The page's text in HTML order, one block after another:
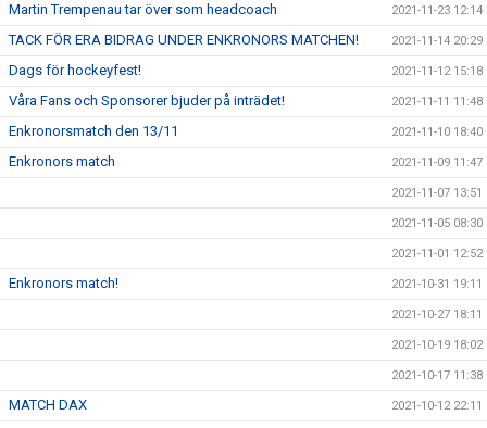
Martin Trempenau tar över som headcoach 2021-11-23 12:14
TACK FÖR ERA BIDRAG UNDER ENKRONORS MATCHEN! 2021-11-14 20:29
Dags för hockeyfest! 2021-11-12 15:18
Våra Fans och Sponsorer bjuder på inträdet! 2021-11-11 11:48
Enkronorsmatch den 13/11 2021-11-10 18:40
Enkronors match 2021-11-09 11:47
2021-11-07 13:51
2021-11-05 08:30
2021-11-01 12:52
Enkronors match! 2021-10-31 19:11
2021-10-27 18:11
2021-10-19 18:02
2021-10-17 11:38
MATCH DAX 2021-10-12 22:11